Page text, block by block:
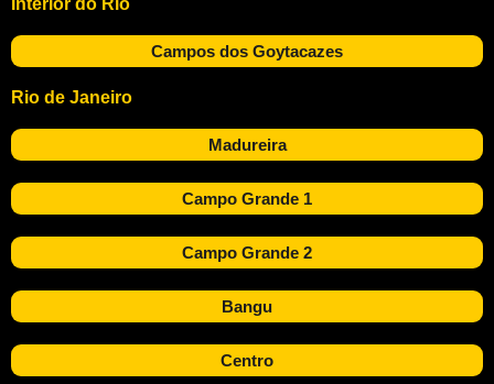
Interior do Rio
Campos dos Goytacazes
Rio de Janeiro
Madureira
Campo Grande 1
Campo Grande 2
Bangu
Centro